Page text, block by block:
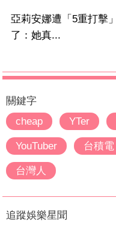
亞莉安娜遭「5重打擊
了：她真...
關鍵字
cheap
YTer
YouTuber 台積電
台灣人
追蹤娛樂星聞